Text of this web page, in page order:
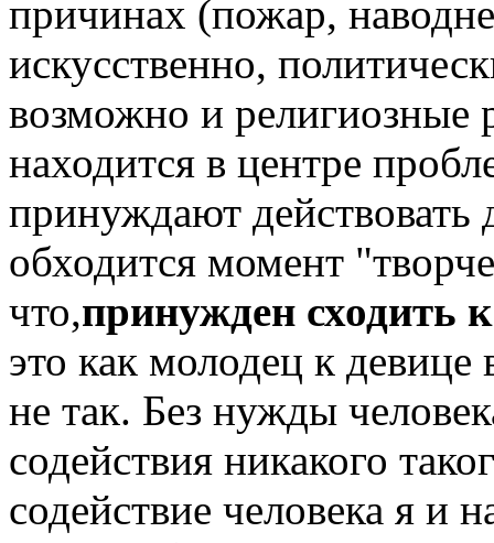
причинах (пожар,
искусственно,
возможно и религиозные
находится в центре
принуждают действовать
обходится момент
что,принужден сходить
это как молодец к
не так. Без нужды
содействия никакого
содействие человека я и